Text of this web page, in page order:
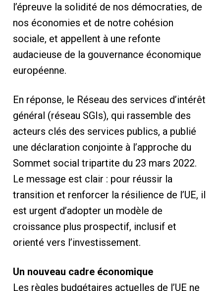
l’épreuve la solidité de nos démocraties, de
nos économies et de notre cohésion
sociale, et appellent à une refonte
audacieuse de la gouvernance économique
européenne.
En réponse, le Réseau des services d’intérêt
général (réseau SGIs), qui rassemble des
acteurs clés des services publics, a publié
une déclaration conjointe à l’approche du
Sommet social tripartite du 23 mars 2022.
Le message est clair : pour réussir la
transition et renforcer la résilience de l’UE, il
est urgent d’adopter un modèle de
croissance plus prospectif, inclusif et
orienté vers l’investissement.
Un nouveau cadre économique
Les règles budgétaires actuelles de l’UE ne